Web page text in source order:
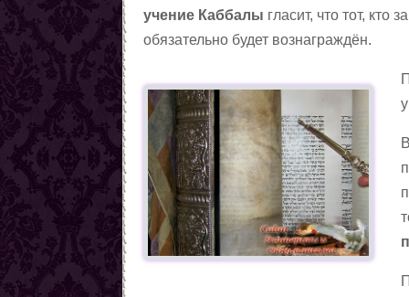
магии
Любовные ритуалы,
заговоры, привороты
Первые шаги в колдовстве
Заговоры
Снять порчу
Снять сглаз
Снять проклятия
Отчитки
Заговоры от азарта
Заговоры от алчности
Заговоры от ленности
учение Каббалы гласит, что тот, кто
обязательно будет вознаграждён.